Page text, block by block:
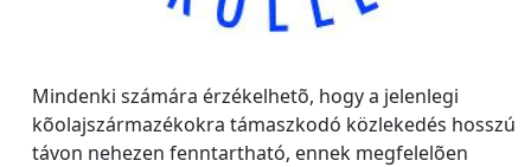
Mindenki számára érzékelhetõ, hogy a jelenlegi
kõolajszármazékokra támaszkodó közlekedés hosszú
távon nehezen fenntartható, ennek megfelelõen